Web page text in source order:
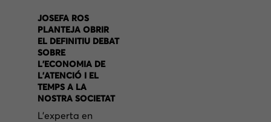
JOSEFA ROS
PLANTEJA OBRIR
EL DEFINITIU DEBAT
SOBRE
L’ECONOMIA DE
L’ATENCIÓ I EL
TEMPS A LA
NOSTRA SOCIETAT
L’experta en